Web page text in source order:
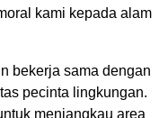
kami kepada alam
bekerja sama dengan
pecinta lingkungan.
menjangkau area